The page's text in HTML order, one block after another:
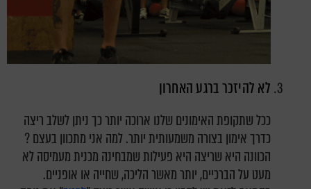
לא להיזכר ברגע האחרון
ככל שתקופת האימונים שלנו ארוכה יותר כך ניתן לשלב ריצה
כדרך אימון בצורה משמעותית יותר. למה אני מתכוון בעצם ?
הכוונה היא שריצה היא פעילות שמבחינה מכנית מעמיסה לא
מעט על הברכיים, יותר מאשר הליכה, שחייה או אופניים.